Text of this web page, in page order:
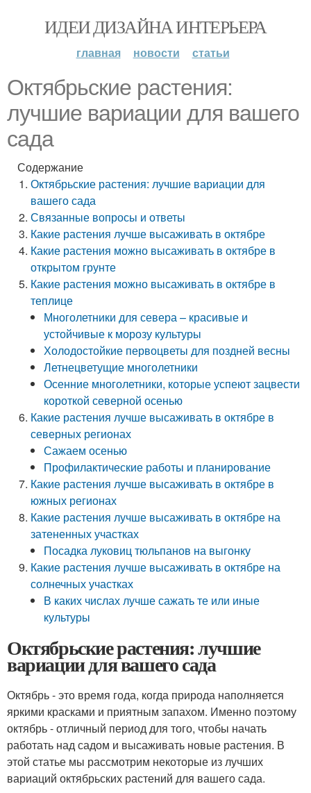
ИДЕИ ДИЗАЙНА ИНТЕРЬЕРА
главная новости статьи
Октябрьские растения:
лучшие вариации для вашего
сада
Содержание
Октябрьские растения: лучшие вариации для
вашего сада
Связанные вопросы и ответы
Какие растения лучше высаживать в октябре
Какие растения можно высаживать в октябре в
открытом грунте
Какие растения можно высаживать в октябре в
теплице
Многолетники для севера – красивые и
устойчивые к морозу культуры
Холодостойкие первоцветы для поздней весны
Летнецветущие многолетники
Осенние многолетники, которые успеют зацвести
короткой северной осенью
Какие растения лучше высаживать в октябре в
северных регионах
Сажаем осенью
Профилактические работы и планирование
Какие растения лучше высаживать в октябре в
южных регионах
Какие растения лучше высаживать в октябре на
затененных участках
Посадка луковиц тюльпанов на выгонку
Какие растения лучше высаживать в октябре на
солнечных участках
В каких числах лучше сажать те или иные
культуры
Октябрьские растения: лучшие
вариации для вашего сада
Октябрь - это время года, когда природа наполняется
яркими красками и приятным запахом. Именно поэтому
октябрь - отличный период для того, чтобы начать
работать над садом и высаживать новые растения. В
этой статье мы рассмотрим некоторые из лучших
вариаций октябрьских растений для вашего сада.